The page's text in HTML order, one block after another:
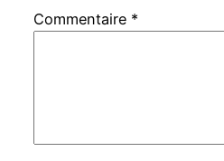
Commentaire *